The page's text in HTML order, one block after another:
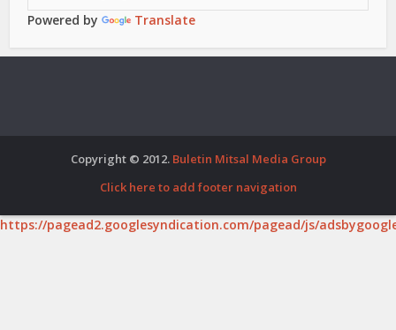
Powered by Translate
Copyright © 2012. Buletin Mitsal Media Group
Click here to add footer navigation
https://pagead2.googlesyndication.com/pagead/js/